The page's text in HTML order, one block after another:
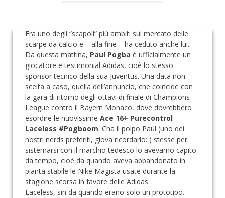
Era uno degli “scapoli” più ambiti sul mercato delle
scarpe da calcio e – alla fine – ha ceduto anche lui.
Da questa mattina, Paul Pogba è ufficialmente un
giocatore e testimonial Adidas, cioè lo stesso
sponsor tecnico della sua Juventus. Una data non
scelta a caso, quella dell’annuncio, che coincide con
la gara di ritorno degli ottavi di finale di Champions
League contro il Bayern Monaco, dove dovrebbero
esordire le nuovissime Ace 16+ Purecontrol
Laceless #Pogboom. Cha il polpo Paul (uno dei
nostri nerds preferiti, giova ricordarlo: ) stesse per
sistemarsi con il marchio tedesco lo avevamo capito
da tempo, cioè da quando aveva abbandonato in
pianta stabile le Nike Magista usate durante la
stagione scorsa in favore delle Adidas
Laceless, sin da quando erano solo un prototipo.